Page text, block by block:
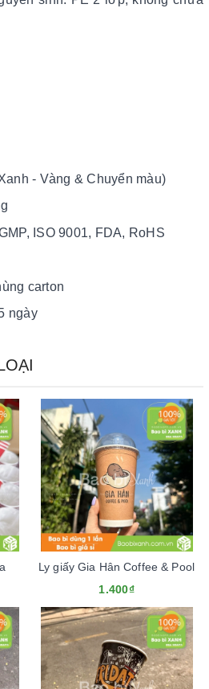
- Vàng & Chuyển màu)
ISO 9001, FDA, RoHS
carton
ngày
Ly giấy Gia Hân Coffee & Pool
1.400₫